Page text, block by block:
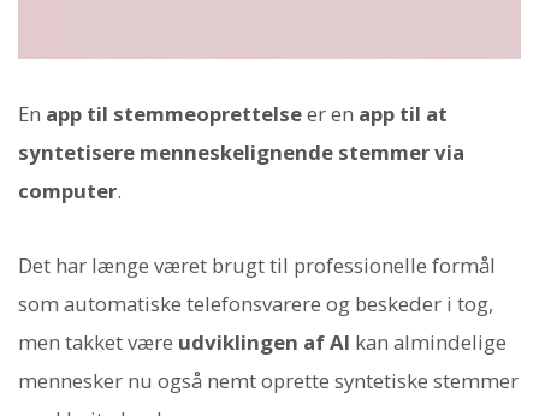
En app til stemmeoprettelseer en app til at
syntetisere menneskelignende stemmer via
computer.
Det har længe været brugt til professionelle formål
som automatiske telefonsvarere og beskeder i tog,
men takket være udviklingen af AI kan almindelige
mennesker nu også nemt oprette syntetiske stemmer